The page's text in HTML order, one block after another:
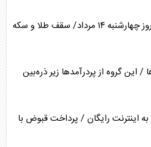
آخرین قیمت طلا و سکه امروز چهارشنبه ۱۴ مرداد/ سقف طلا و سکه
/ این گروه از پردرآمد‌ها زیر ذره‌بین
اینترنت رایگان / پرداخت قبوض با